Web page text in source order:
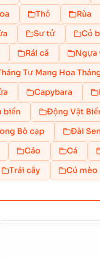
Thỏ Rùa
Sư tử Cỏ
Rái cá Ngựa
Tư Mang Hoa
Capybara
biển Động Vật
Bò cạp Đài Sen
Cáo Cá
Trái cây Cú mèo